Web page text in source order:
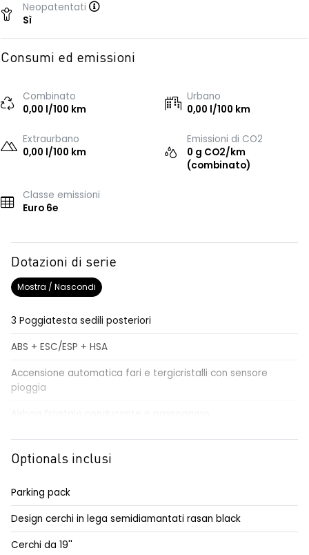
Neopatentati
Sì
Consumi ed emissioni
Combinato
0,00 l/100 km
Urbano
0,00 l/100 km
Extraurbano
0,00 l/100 km
Emissioni di CO2
0 g CO2/km
(combinato)
Classe emissioni
Euro 6e
Dotazioni di serie
Mostra / Nascondi
3 Poggiatesta sedili posteriori
ABS + ESC/ESP + HSA
Accensione automatica fari e tergicristalli con sensore
pioggia
Airbag laterali a tendina
Alzacristalli elettrici impulsionali anteriori e posteriori
Alzacristallo elettrico impulsionale anteriore lato conducente
Assistenza al mantenimento della corsia LKA
Assistenza alla frenata di emergenza automatica AEBS
Optionals inclusi
Parking pack
Design cerchi in lega semidiamantati rasan black
Cerchi da 19''